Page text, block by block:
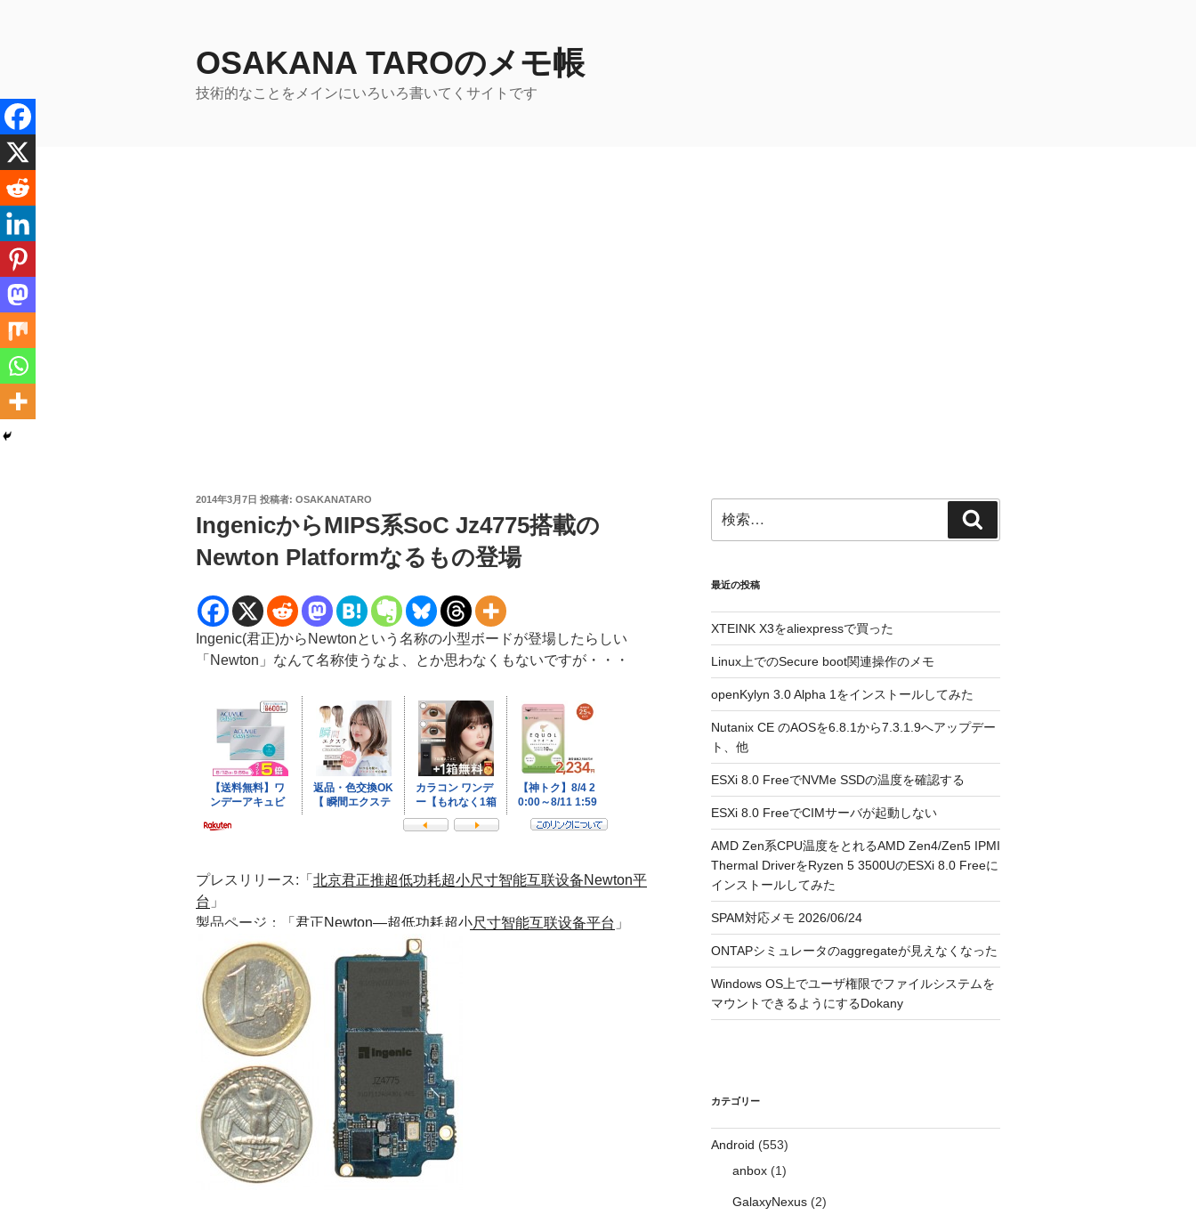
へ
ス
キ
プ
OSAKANA TAROのメモ帳
技術的なことをメインにいろいろ書いてくサイトです
投
日:
2014年3月7日 投稿者: OSAKANATARO
IngenicからMIPS系SoC Jz4775搭載の
Newton Platformなるもの登場
Ingenic(君正)からNewtonという名称の小型ボードが登場したらしい
「Newton」なんて名称使うなよ、とか思わなくもないですが・・・
プレスリリース:「 北京君正推超低功耗超小尺寸智能互联设备Newton平
台 」
製品ページ：「 君正Newton—超低功耗超小尺寸智能互联设备平台 」
索:
索
最近の投稿
XTEINK X3をaliexpressで買った
Linux上でのSecure boot関連操作のメモ
openKylyn 3.0 Alpha 1をインストールしてみた
Nutanix CE のAOSを6.8.1から7.3.1.9へアップデー
ト、他
ESXi 8.0 FreeでNVMe SSDの温度を確認する
ESXi 8.0 FreeでCIMサーバが起動しない
AMD Zen系CPU温度をとれるAMD Zen4/Zen5 IPMI
Thermal DriverをRyzen 5 3500UのESXi 8.0 Freeに
インストールしてみた
SPAM対応メモ 2026/06/24
ONTAPシミュレータのaggregateが見えなくなった
Windows OS上でユーザ権限でファイルシステムを
マウントできるようにするDokany
カテゴリー
Android (553)
anbox(1)
GalaxyNexus(2)